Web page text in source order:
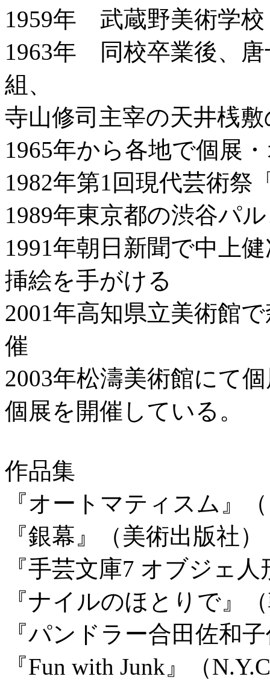
1959年 武蔵野美術学校
1963年 同校卒業後、唐
組、
寺山修司主宰の天井桟
1965年から各地で個展
1982年第1回現代芸術祭
1989年東京都の渋谷パ
1991年朝日新聞で中上
挿絵を手がける
2001年高知県立美術館
催
2003年松濤美術館にて
個展を開催している。
作品集
『オートマティスム』
『銀幕』（美術出版社）
『手芸文庫7 オブジェ
『ナイルのほとりで』
『パンドラー合田佐和
『Fun with Junk』（